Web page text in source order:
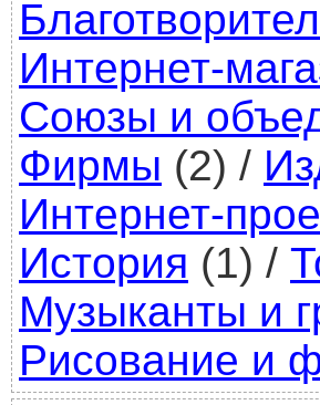
Интернет-
Союзы и
Фирмы (2) /
Интернет-
История (1) /
Музыканты и
Рисование и